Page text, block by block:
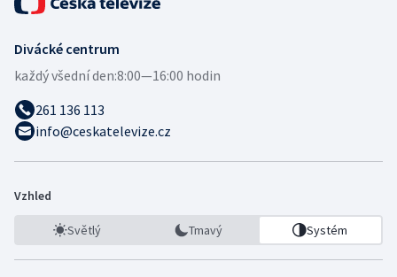
Divácké centrum
každý všední den:8:00—16:00 hodin
261 136 113
info@ceskatelevize.cz
Vzhled
Světlý Tmavý Systém